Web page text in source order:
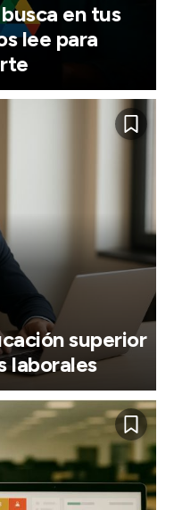
en tus
lee para
superior
laborales